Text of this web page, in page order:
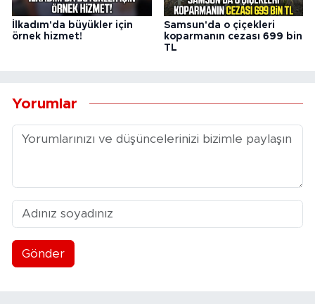
İlkadım'da büyükler için
örnek hizmet!
Samsun'da o çiçekleri
koparmanın cezası 699 bin
TL
Yorumlar
Gönder